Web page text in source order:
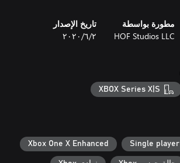
مطورة بواسطة
HOF Studios LLC
تاريخ الإصدار
٢‏/٦‏/٢٠٢٠
XBOX Series X|S
Single player
Xbox One X Enhanced